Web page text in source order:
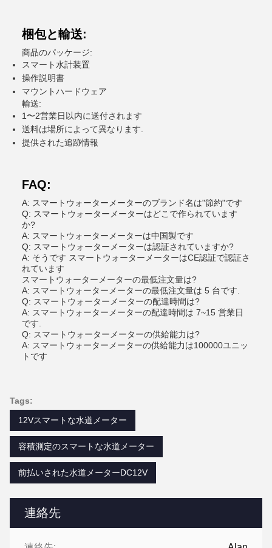
連絡先
梱包と輸送:
商品のパッケージ:
スマート水計装置
操作説明書
マウントハードウェア
輸送:
1〜2営業日以内に送付されます
送料は場所によって異なります.
提供された追跡情報
FAQ:
A: スマートウォーターメーターのブランド名は"節約"です
Q: スマートウォーターメーターはどこで作られています
か?
A: スマートウォーターメーターは中国製です
Q: スマートウォーターメーターは認証されていますか?
A: そうです スマートウォーターメーターはCE認証で認証さ
れています
スマートウォーターメーターの最低注文量は?
A: スマートウォーターメーターの最低注文量は 5 台です.
Q: スマートウォーターメーターの配達時間は?
A: スマートウォーターメーターの配達時間は 7~15 営業日
です.
Q: スマートウォーターメーターの供給能力は?
A: スマートウォーターメーターの供給能力は100000ユニッ
トです
Tags:
12Vスマートな水道メーター
容積測定のスマートな水道メーター
前払いされた水道メーターDC12V